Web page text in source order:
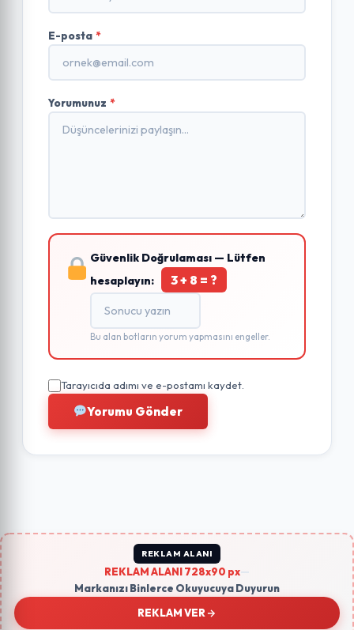
E-posta *
Yorumunuz *
Güvenlik Doğrulaması — Lütfen
hesaplayın:
3 + 8 = ?
Bu alan botların yorum yapmasını engeller.
Tarayıcıda adımı ve e-postamı kaydet.
Yorumu Gönder
REKLAM ALANI
REKLAM ALANI 728x90 px
Markanızı Binlerce Okuyucuya Duyurun
REKLAM VER